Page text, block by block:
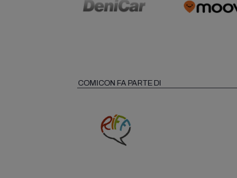
COMICON FA PARTE DI